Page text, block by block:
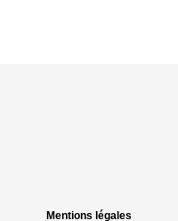
Mentions légales